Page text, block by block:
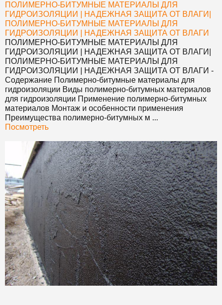
ПОЛИМЕРНО-БИТУМНЫЕ МАТЕРИАЛЫ ДЛЯ
ГИДРОИЗОЛЯЦИИ | НАДЕЖНАЯ ЗАЩИТА ОТ ВЛАГИ
ПОЛИМЕРНО-БИТУМНЫЕ МАТЕРИАЛЫ ДЛЯ
ГИДРОИЗОЛЯЦИИ | НАДЕЖНАЯ ЗАЩИТА ОТ ВЛАГИ
ПОЛИМЕРНО-БИТУМНЫЕ МАТЕРИАЛЫ ДЛЯ
ГИДРОИЗОЛЯЦИИ | НАДЕЖНАЯ ЗАЩИТА ОТ ВЛАГИ
ПОЛИМЕРНО-БИТУМНЫЕ МАТЕРИАЛЫ ДЛЯ
ГИДРОИЗОЛЯЦИИ | НАДЕЖНАЯ ЗАЩИТА ОТ ВЛАГИ -
Содержание Полимерно-битумные материалы для
гидроизоляции Виды полимерно-битумных материалов
для гидроизоляции Применение полимерно-битумных
материалов Монтаж и особенности применения
Преимущества полимерно-битумных м ...
Посмотреть